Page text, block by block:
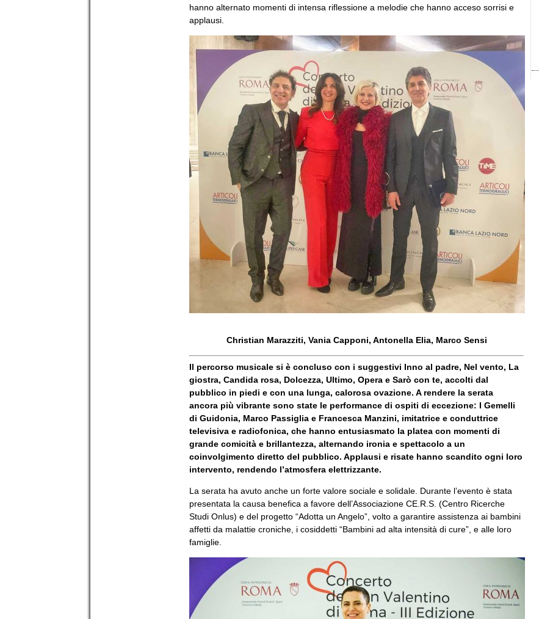
hanno alternato momenti di intensa riflessione a melodie che hanno acceso sorrisi e
applausi.
Christian Marazziti, Vania Capponi, Antonella Elia, Marco Sensi
Il percorso musicale si è concluso con i suggestivi Inno al padre, Nel vento, La
giostra, Candida rosa, Dolcezza, Ultimo, Opera e Sarò con te, accolti dal
pubblico in piedi e con una lunga, calorosa ovazione. A rendere la serata
ancora più vibrante sono state le performance di ospiti di eccezione: I Gemelli
di Guidonia, Marco Passiglia e Francesca Manzini, imitatrice e conduttrice
televisiva e radiofonica, che hanno entusiasmato la platea con momenti di
grande comicità e brillantezza, alternando ironia e spettacolo a un
coinvolgimento diretto del pubblico. Applausi e risate hanno scandito ogni loro
intervento, rendendo l’atmosfera elettrizzante.
La serata ha avuto anche un forte valore sociale e solidale. Durante l’evento è stata
presentata la causa benefica a favore dell’Associazione CE.R.S. (Centro Ricerche
Studi Onlus) e del progetto “Adotta un Angelo”, volto a garantire assistenza ai bambini
affetti da malattie croniche, i cosiddetti “Bambini ad alta intensità di cure”, e alle loro
famiglie.